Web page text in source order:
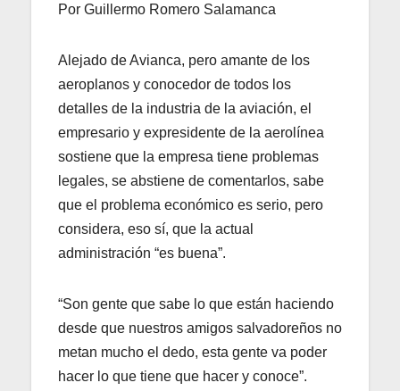
Por Guillermo Romero Salamanca
Alejado de Avianca, pero amante de los
aeroplanos y conocedor de todos los
detalles de la industria de la aviación, el
empresario y expresidente de la aerolínea
sostiene que la empresa tiene problemas
legales, se abstiene de comentarlos, sabe
que el problema económico es serio, pero
considera, eso sí, que la actual
administración “es buena”.
“Son gente que sabe lo que están haciendo
desde que nuestros amigos salvadoreños no
metan mucho el dedo, esta gente va poder
hacer lo que tiene que hacer y conoce”.